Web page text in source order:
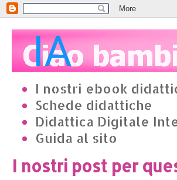
I nostri ebook
Schede didattiche
Didattica Digitale
Guida al sito
I nostri post per